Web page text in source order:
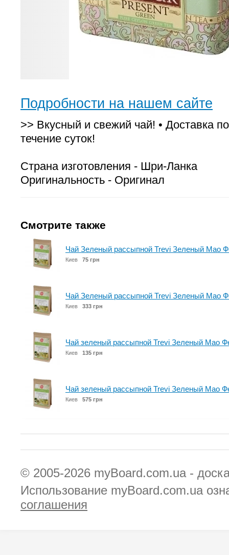
Подробности на нашем сайте
>> Вкусный и свежий чай! • Доставка
течение суток!
Страна изготовления - Шри-Ланка
Оригинальность - Оригинал
Смотрите также
Чай Зеленый рассыпной Trevi Зеленый Мао
Киев 75 грн
Чай Зеленый рассыпной Trevi Зеленый Мао
Киев 333 грн
Чай зеленый рассыпной Trevi Зеленый Мао
Киев 135 грн
Чай зеленый рассыпной Trevi Зеленый Мао
Киев 575 грн
© 2005-2026 myBoard.com.ua -
Использование myBoard.com.ua
соглашения